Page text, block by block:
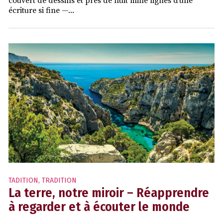
écriture si fine —...
TADITION, TRADITION
La terre, notre miroir – Réapprendre
à regarder et à écouter le monde